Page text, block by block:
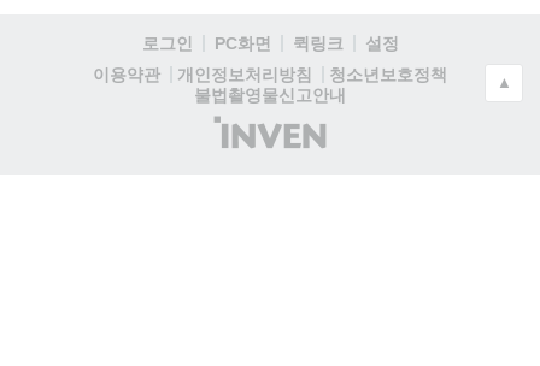
로그인 PC화면 퀵링크
설정
이용약관
개인정보처리방침
청소년보호정책
불법촬영물신고안내
(주)
인
▲